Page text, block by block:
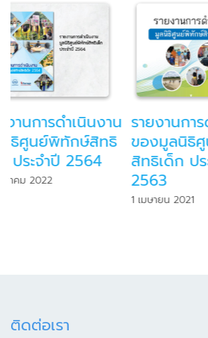
งาน
กษ์
รายงานการดำเนินงาน
ของมูลนิธิศูนย์พิทักษ์
สิทธิเด็ก ประจำปี
2562
รา
ข
สิ
ติดต่อเรา